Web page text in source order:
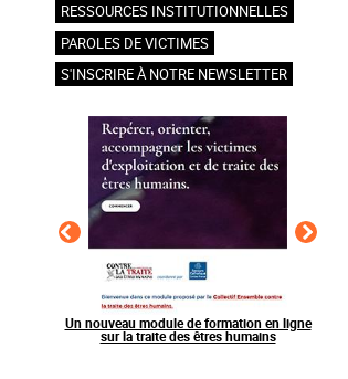
RESSOURCES INSTITUTIONNELLES
PAROLES DE VICTIMES
S'INSCRIRE À NOTRE NEWSLETTER
Raising awareness on the sidelines of major
sporting events